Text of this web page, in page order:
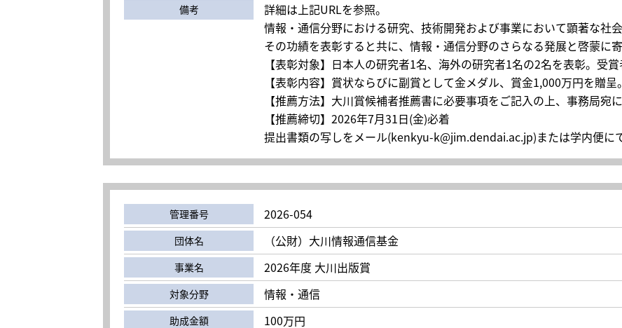
備考
詳細は上記URLを参照。
情報・通信分野における研究、技術開発および事業において顕著な社
その功績を表彰すると共に、情報・通信分野のさらなる発展と啓蒙に
【表彰対象】日本人の研究者1名、海外の研究者1名の2名を表彰。受
【表彰内容】賞状ならびに副賞として金メダル、賞金1,000万円を贈呈。
【推薦方法】大川賞候補者推薦書に必要事項をご記入の上、事務局宛に
【推薦締切】2026年7月31日(金)必着
提出書類の写しをメール(kenkyu-k@jim.dendai.ac.jp)または学内便に
管理番号 2026-054
団体名
（公財）大川情報通信基金
事業名 2026年度 大川出版賞
対象分野 情報・通信
助成金額 100万円